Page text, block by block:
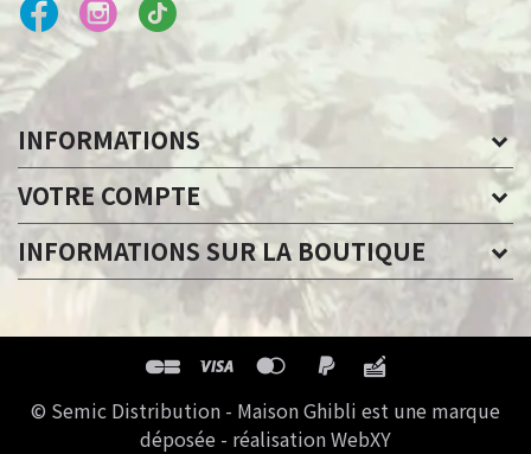
INFORMATIONS
VOTRE COMPTE
INFORMATIONS SUR LA BOUTIQUE
© Semic Distribution - Maison Ghibli est une marque
déposée - réalisation WebXY